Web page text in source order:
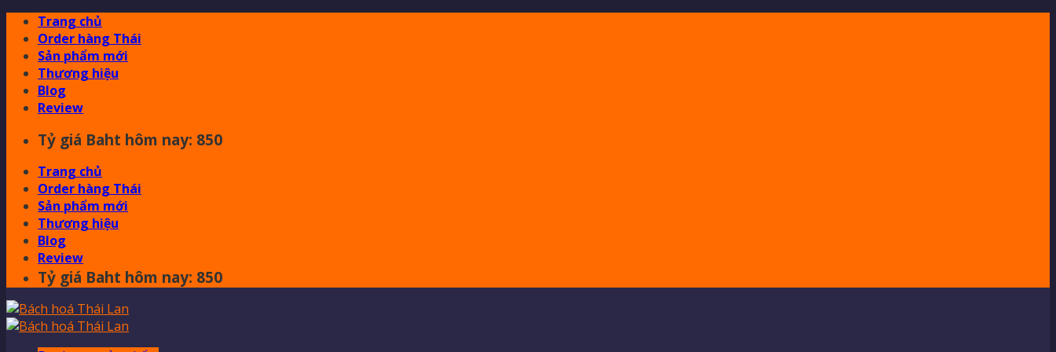
Skip
content
Trang chủ
Order hàng Thái
Sản phẩm mới
Thương hiệu
Blog
Review
Tỷ giá Baht hôm nay: 850
Trang chủ
Order hàng Thái
Sản phẩm mới
Thương hiệu
Blog
Review
Tỷ giá Baht hôm nay: 850